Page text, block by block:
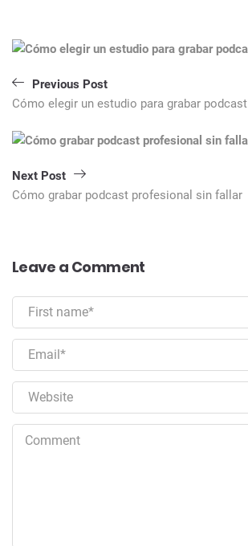
Navegación
de
entradas
Previous Post
Cómo elegir un estudio para grabar podcast
Next Post
Cómo grabar podcast profesional sin fallar
Leave a Comment